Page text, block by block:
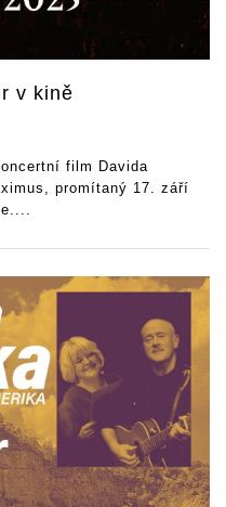
v kině
film Davida
promítaný 17. září